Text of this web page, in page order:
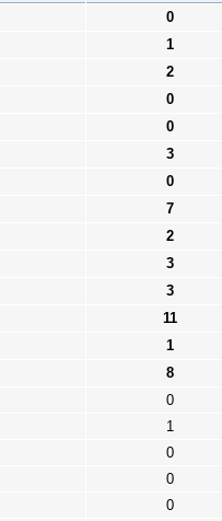
0
1
2
0
0
3
0
7
2
3
3
11
1
8
0
1
0
0
0